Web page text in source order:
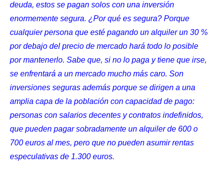
deuda, estos se pagan solos con una inversión
enormemente segura. ¿Por qué es segura? Porque
cualquier persona que esté pagando un alquiler un 30 %
por debajo del precio de mercado hará todo lo posible
por mantenerlo. Sabe que, si no lo paga y tiene que irse,
se enfrentará a un mercado mucho más caro. Son
inversiones seguras además porque se dirigen a una
amplia capa de la población con capacidad de pago:
personas con salarios decentes y contratos indefinidos,
que pueden pagar sobradamente un alquiler de 600 o
700 euros al mes, pero que no pueden asumir rentas
especulativas de 1.300 euros.